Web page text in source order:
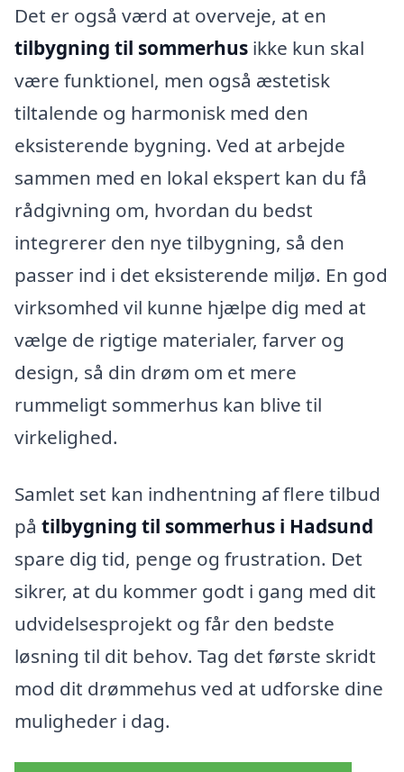
Det er også værd at overveje, at en
tilbygning til sommerhus ikke kun skal
være funktionel, men også æstetisk
tiltalende og harmonisk med den
eksisterende bygning. Ved at arbejde
sammen med en lokal ekspert kan du få
rådgivning om, hvordan du bedst
integrerer den nye tilbygning, så den
passer ind i det eksisterende miljø. En god
virksomhed vil kunne hjælpe dig med at
vælge de rigtige materialer, farver og
design, så din drøm om et mere
rummeligt sommerhus kan blive til
virkelighed.
Samlet set kan indhentning af flere tilbud
på tilbygning til sommerhus i Hadsund
spare dig tid, penge og frustration. Det
sikrer, at du kommer godt i gang med dit
udvidelsesprojekt og får den bedste
løsning til dit behov. Tag det første skridt
mod dit drømmehus ved at udforske dine
muligheder i dag.